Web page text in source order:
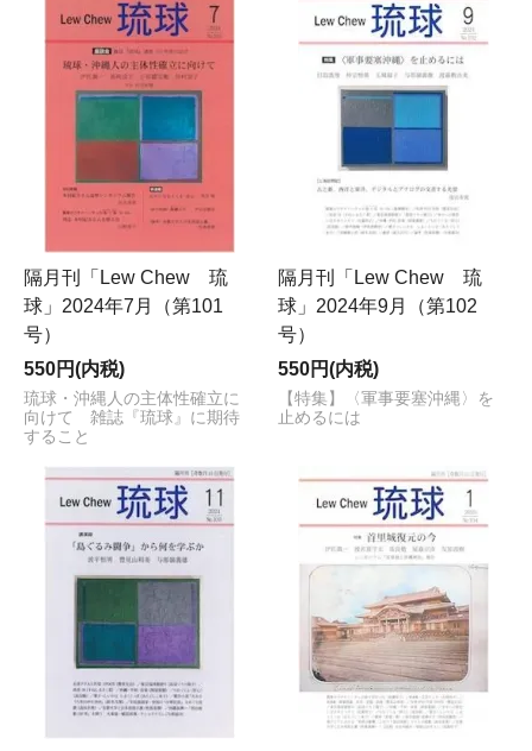
隔月刊「Lew Chew 琉
球」2024年7月（第101
号）
550円(内税)
琉球・沖縄人の主体性確立に
向けて 雑誌『琉球』に期待
すること
隔月刊「Lew Chew 琉
球」2024年9月（第102
号）
550円(内税)
【特集】〈軍事要塞沖縄〉を
止めるには